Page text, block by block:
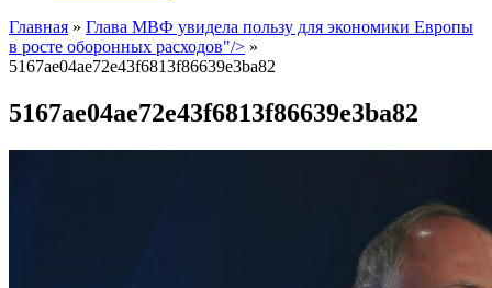
Главная » Глава МВФ увидела пользу для экономики Европы
в росте оборонных расходов"/> »
5167ae04ae72e43f6813f86639e3ba82
5167ae04ae72e43f6813f86639e3ba82